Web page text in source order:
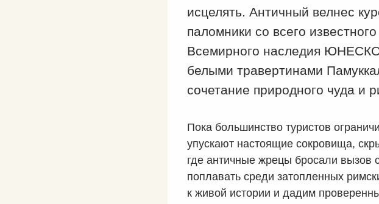
исцелять. Античный велнес
паломники со всего
Всемирного наследия
белыми травертинами
сочетание природного чуда и
Пока большинство туристов
упускают настоящие сокровища,
где античные жрецы бросали вызов
поплавать среди затопленных
к живой истории и дадим